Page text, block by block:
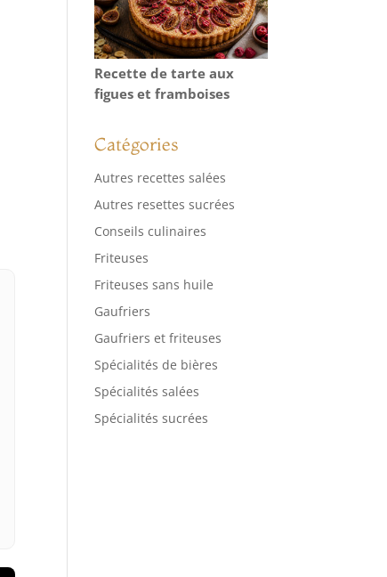
Recette de tarte aux
figues et framboises
Catégories
Autres recettes salées
Autres resettes sucrées
Conseils culinaires
Friteuses
Friteuses sans huile
Gaufriers
Gaufriers et friteuses
Spécialités de bières
Spécialités salées
Spécialités sucrées